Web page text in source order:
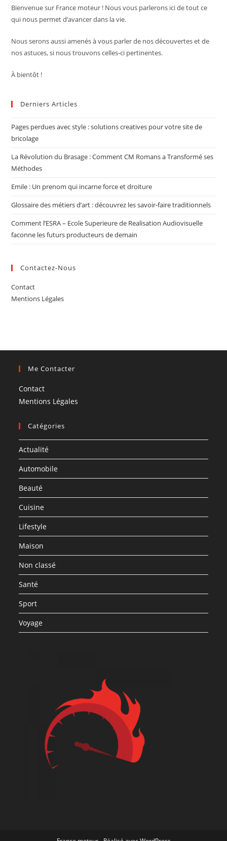
Bienvenue sur France moteur ! Nous vous parlerons ici de tout ce
qui nous permet d’avancer dans la vie.
Nous serons aussi amenés à vous parler de nos découvertes et de
nos astuces, si nous trouvons celles-ci pertinentes.
À bientôt !
Derniers Articles
Pages perdues avec style : solutions creatives pour votre site de
bricolage
La Révolution du Brasage : Comment CM Romans a Transformé ses
Méthodes
Emile : Un prenom qui incarne force et droiture
Glossaire des métiers d’art : découvrez les savoir-faire traditionnels
Comment l’ESRA – Ecole Superieure de Realisation Audiovisuelle
faconne les futurs producteurs de demain
Contactez-Nous
Contact
Mentions Légales
Me Contacter
Contact
Mentions Légales
Catégories
Actualité
Automobile
Beauté
Cuisine
Lifestyle
Maison
Non classé
Santé
Sport
Voyage